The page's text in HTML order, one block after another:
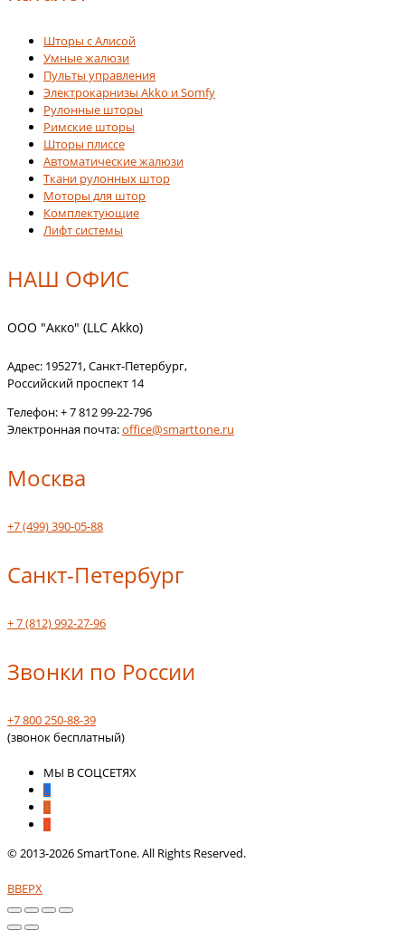
Шторы с Алисой
Умные жалюзи
Пульты управления
Электрокарнизы Akko и Somfy
Рулонные шторы
Римские шторы
Шторы плиссе
Автоматические жалюзи
Ткани рулонных штор
Моторы для штор
Комплектующие
Лифт системы
НАШ ОФИС
ООО "Акко" (LLC Akko)
Адрес: 195271,Санкт-Петербург,
Российский проспект 14
Телефон:+ 7 812 99-22-796
Электронная почта:office@smarttone.ru
Москва
+7 (499) 390-05-88
Санкт-Петербург
+ 7 (812) 992-27-96
Звонки по России
+7 800 250-88-39
(звонок бесплатный)
МЫ В СОЦСЕТЯХ
© 2013-2026 SmartTone. All Rights Reserved.
ВВЕРХ